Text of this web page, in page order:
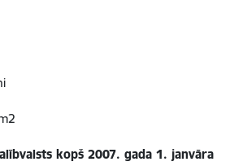
kopš 2007. gada 1. janvāra